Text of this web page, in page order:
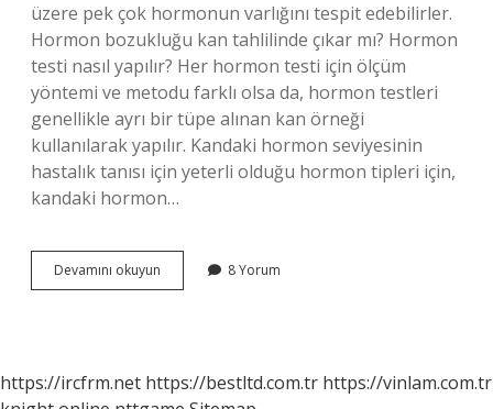
üzere pek çok hormonun varlığını tespit edebilirler.
Hormon bozukluğu kan tahlilinde çıkar mı? Hormon
testi nasıl yapılır? Her hormon testi için ölçüm
yöntemi ve metodu farklı olsa da, hormon testleri
genellikle ayrı bir tüpe alınan kan örneği
kullanılarak yapılır. Kandaki hormon seviyesinin
hastalık tanısı için yeterli olduğu hormon tipleri için,
kandaki hormon…
Devamını okuyun Kadınlarda
Hormon
8 Yorum
https://ircfrm.net https://bestltd.com.tr https://vinlam.com.tr